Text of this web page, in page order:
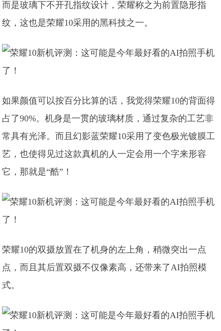
而是玻璃下不开孔指纹设计，荣耀称之为前置隐形指
纹，这也是荣耀10采用的黑科技之一。
如果颜值可以按百分比算的话，我觉得荣耀10的背面得
占了90%。机身是一贯的玻璃材质，通过复杂的工艺非
常具有光泽。而且幻影蓝荣耀10采用了变色极光镀膜工
艺，也使得见过这款真机的人一定会用一个字来形容
它，那就是“酷”！
荣耀10的双摄放置在了机身的左上角，稍微突出一点
点，而且其后置双摄不仅像素高，还带来了AI拍照模
式。